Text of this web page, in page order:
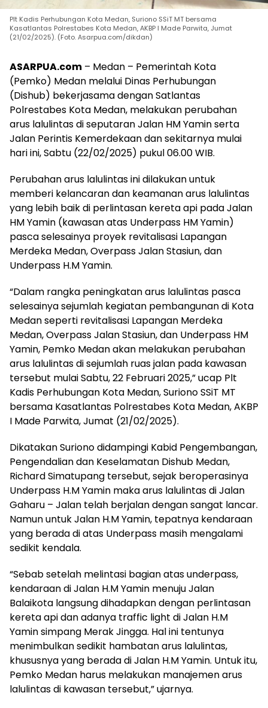
Plt Kadis Perhubungan Kota Medan, Suriono SSiT MT bersama
Kasatlantas Polrestabes Kota Medan, AKBP I Made Parwita, Jumat
(21/02/2025). (Foto. Asarpua.com/dikdan)
ASARPUA.com – Medan – Pemerintah Kota
(Pemko) Medan melalui Dinas Perhubungan
(Dishub) bekerjasama dengan Satlantas
Polrestabes Kota Medan, melakukan perubahan
arus lalulintas di seputaran Jalan HM Yamin serta
Jalan Perintis Kemerdekaan dan sekitarnya mulai
hari ini, Sabtu (22/02/2025) pukul 06.00 WIB.
Perubahan arus lalulintas ini dilakukan untuk
memberi kelancaran dan keamanan arus lalulintas
yang lebih baik di perlintasan kereta api pada Jalan
HM Yamin (kawasan atas Underpass HM Yamin)
pasca selesainya proyek revitalisasi Lapangan
Merdeka Medan, Overpass Jalan Stasiun, dan
Underpass H.M Yamin.
“Dalam rangka peningkatan arus lalulintas pasca
selesainya sejumlah kegiatan pembangunan di Kota
Medan seperti revitalisasi Lapangan Merdeka
Medan, Overpass Jalan Stasiun, dan Underpass HM
Yamin, Pemko Medan akan melakukan perubahan
arus lalulintas di sejumlah ruas jalan pada kawasan
tersebut mulai Sabtu, 22 Februari 2025,” ucap Plt
Kadis Perhubungan Kota Medan, Suriono SSiT MT
bersama Kasatlantas Polrestabes Kota Medan, AKBP
I Made Parwita, Jumat (21/02/2025).
Dikatakan Suriono didampingi Kabid Pengembangan,
Pengendalian dan Keselamatan Dishub Medan,
Richard Simatupang tersebut, sejak beroperasinya
Underpass H.M Yamin maka arus lalulintas di Jalan
Gaharu – Jalan telah berjalan dengan sangat lancar.
Namun untuk Jalan H.M Yamin, tepatnya kendaraan
yang berada di atas Underpass masih mengalami
sedikit kendala.
“Sebab setelah melintasi bagian atas underpass,
kendaraan di Jalan H.M Yamin menuju Jalan
Balaikota langsung dihadapkan dengan perlintasan
kereta api dan adanya traffic light di Jalan H.M
Yamin simpang Merak Jingga. Hal ini tentunya
menimbulkan sedikit hambatan arus lalulintas,
khususnya yang berada di Jalan H.M Yamin. Untuk itu,
Pemko Medan harus melakukan manajemen arus
lalulintas di kawasan tersebut,” ujarnya.